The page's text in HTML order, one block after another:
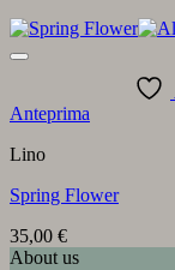
Anteprima
Lino
Spring Flower
35,00 €
About us